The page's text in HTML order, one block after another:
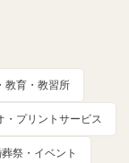
教育・教習所
・プリントサービス
祭・イベント